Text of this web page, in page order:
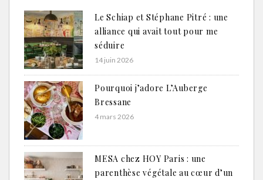
Le Schiap et Stéphane Pitré : une
alliance qui avait tout pour me
séduire
14 juin 2026
Pourquoi j’adore L’Auberge
Bressane
4 mars 2026
MESA chez HOY Paris : une
parenthèse végétale au cœur d’un